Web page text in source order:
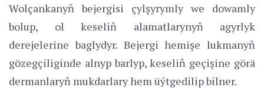
Wolçankanyň bejergisi çylşyrymly we dowamly
bolup, ol keseliň alamatlarynyň agyrlyk
derejelerine baglydyr. Bejergi hemişe lukmanyň
gözegçiliginde alnyp barlyp, keseliň geçişine görä
dermanlaryň mukdarlary hem üýtgedilip bilner.